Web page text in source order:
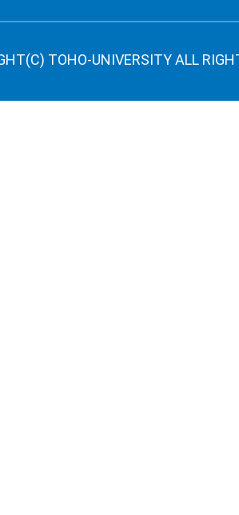
TOHO-UNIVERSITY ALL